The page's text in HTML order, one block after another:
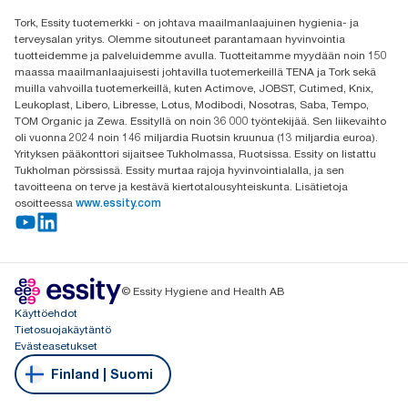
Oy Essity Finland Ab
Revontulenkuja 1
02100 Espoo
Tork, Essity tuotemerkki - on johtava maailmanlaajuinen hygienia- ja
terveysalan yritys. Olemme sitoutuneet parantamaan hyvinvointia
tuotteidemme ja palveluidemme avulla. Tuotteitamme myydään noin 150
maassa maailmanlaajuisesti johtavilla tuotemerkeillä TENA ja Tork sekä
muilla vahvoilla tuotemerkeillä, kuten Actimove, JOBST, Cutimed, Knix,
Leukoplast, Libero, Libresse, Lotus, Modibodi, Nosotras, Saba, Tempo,
TOM Organic ja Zewa. Essityllä on noin 36 000 työntekijää. Sen liikevaihto
oli vuonna 2024 noin 146 miljardia Ruotsin kruunua (13 miljardia euroa).
Yrityksen pääkonttori sijaitsee Tukholmassa, Ruotsissa. Essity on listattu
Tukholman pörssissä. Essity murtaa rajoja hyvinvointialalla, ja sen
tavoitteena on terve ja kestävä kiertotalousyhteiskunta. Lisätietoja
osoitteessa www.essity.com
© Essity Hygiene and Health AB
Käyttöehdot
Tietosuojakäytäntö
Evästeasetukset
Finland | Suomi